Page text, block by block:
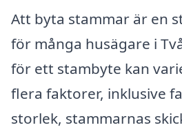
Att byta stammar är en
för många husägare i
för ett stambyte kan
flera faktorer, inklusive
storlek, stammarnas